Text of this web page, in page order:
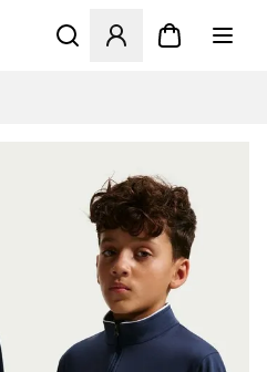
Åbner en Modal til at